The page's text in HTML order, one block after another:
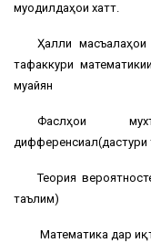
муодилдаҳои хаттӣ.
Ҳалли
тафаккури
муайян
Фаслҳои
дифференсиалӣ(дастури
Теория
таълимӣ)
Математика дар